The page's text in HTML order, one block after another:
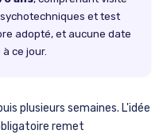
et test
adopté, et aucune date
ce jour.
plusieurs semaines. L'idée
remet